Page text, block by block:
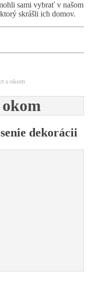
sami vybrať v našom
skrášli ich domov.
s okom
dekorácii